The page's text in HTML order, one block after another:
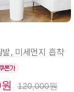
발, 미세먼지 흡착
120,000원